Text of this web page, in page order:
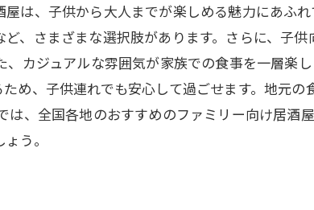
は、子供から大人までが楽しめる魅力にあふ
、さまざまな選択肢があります。さらに、子
カジュアルな雰囲気が家族での食事を一層楽し
め、子供連れでも安心して過ごせます。地元
、全国各地のおすすめのファミリー向け居酒
う。